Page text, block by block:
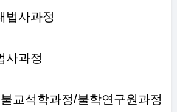
법사과정
사과정
교석학과정/불학연구원과정